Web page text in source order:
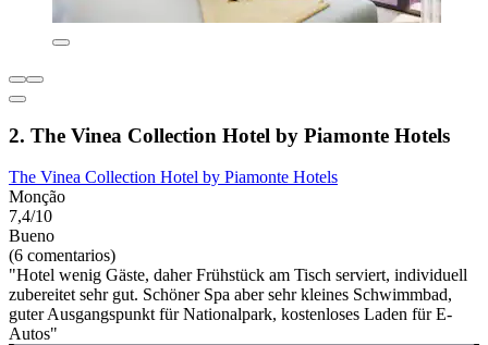
2. The Vinea Collection Hotel by Piamonte Hotels
The Vinea Collection Hotel by Piamonte Hotels
Monção
7,4/10
Bueno
(6 comentarios)
"Hotel wenig Gäste, daher Frühstück am Tisch serviert, individuell
zubereitet sehr gut. Schöner Spa aber sehr kleines Schwimmbad,
guter Ausgangspunkt für Nationalpark, kostenloses Laden für E-
Autos"